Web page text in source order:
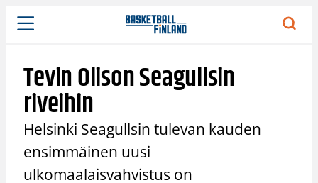
Siirry
sisältöön
Tevin Olison Seagullsin
riveihin
Helsinki Seagullsin tulevan kauden
ensimmäinen uusi
ulkomaalaisvahvistus on